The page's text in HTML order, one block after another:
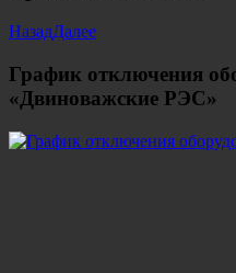
НазадДалее
График отключения
«Двиноважские РЭС»